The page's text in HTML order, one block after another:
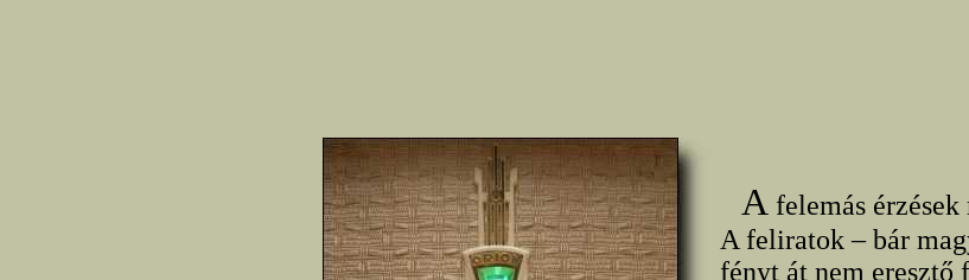
A felemás
A feliratok – bár
fényt át nem eresztő